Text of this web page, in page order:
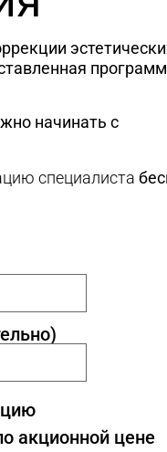
начинать с
специалиста
акционной цене